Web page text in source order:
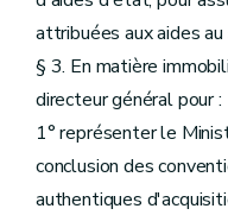
attribuées aux aides
§ 3. En matière
directeur général pour :
1° représenter le
conclusion des
authentiques